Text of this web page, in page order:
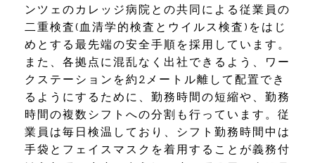
ンツェのカレッジ病院との共同による従業員の
二重検査(血清学的検査とウイルス検査)をはじ
めとする最先端の安全手順を採用しています。
また、各拠点に混乱なく出社できるよう、ワー
クステーションを約2メートル離して配置でき
るようにするために、勤務時間の短縮や、勤務
時間の複数シフトへの分割も行っています。従
業員は毎日検温しており、シフト勤務時間中は
手袋とフェイスマスクを着用することが義務付